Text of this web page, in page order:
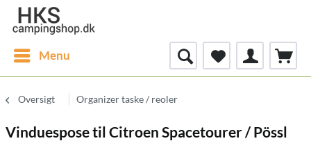
Menu
Oversigt Organizer taske / reoler
Vinduespose til Citroen Spacetourer / Pössl